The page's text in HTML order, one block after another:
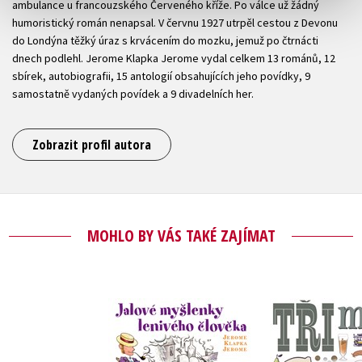
ambulance u francouzského Červeného kříže. Po válce už žádný
humoristický román nenapsal. V červnu 1927 utrpěl cestou z Devonu
do Londýna těžký úraz s krvácením do mozku, jemuž po čtrnácti
dnech podlehl. Jerome Klapka Jerome vydal celkem 13 románů, 12
sbírek, autobiografii, 15 antologií obsahujících jeho povídky, 9
samostatně vydaných povídek a 9 divadelních her.
Zobrazit profil autora
MOHLO BY VÁS TAKÉ ZAJÍMAT
Jalové myšlenky
lenivého člověka
Tři muži
Jerome